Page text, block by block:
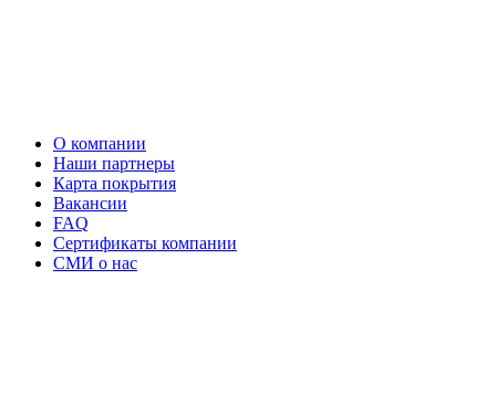
О компании
Наши партнеры
Карта покрытия
Вакансии
FAQ
Сертификаты компании
СМИ о нас